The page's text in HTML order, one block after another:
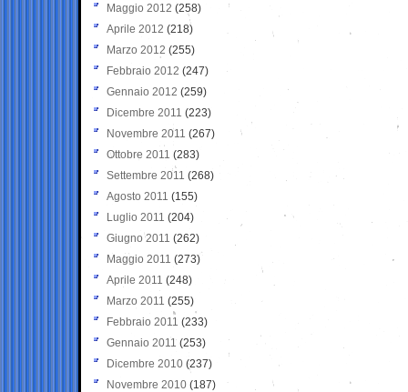
Maggio 2012 (258)
Aprile 2012 (218)
Marzo 2012 (255)
Febbraio 2012 (247)
Gennaio 2012 (259)
Dicembre 2011 (223)
Novembre 2011 (267)
Ottobre 2011 (283)
Settembre 2011 (268)
Agosto 2011 (155)
Luglio 2011 (204)
Giugno 2011 (262)
Maggio 2011 (273)
Aprile 2011 (248)
Marzo 2011 (255)
Febbraio 2011 (233)
Gennaio 2011 (253)
Dicembre 2010 (237)
Novembre 2010 (187)